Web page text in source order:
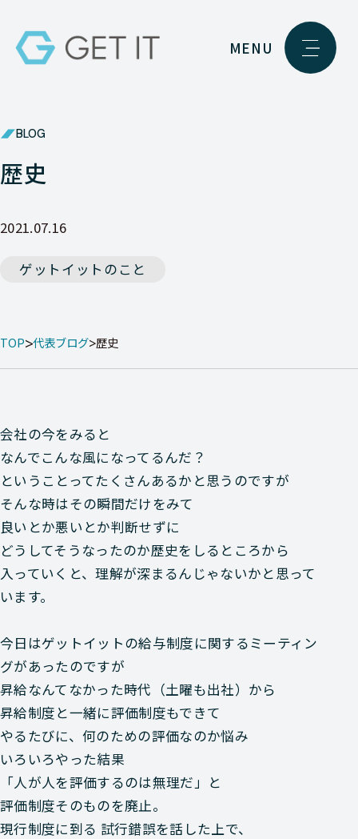
MENU
BLOG
歴史
2021.07.16
ゲットイットのこと
TOP 代表ブログ 歴史
会社の今をみると
なんでこんな風になってるんだ？
ということってたくさんあるかと思うのですが
そんな時はその瞬間だけをみて
良いとか悪いとか判断せずに
どうしてそうなったのか歴史をしるところから
入っていくと、理解が深まるんじゃないかと思って
います。
今日はゲットイットの給与制度に関するミーティン
グがあったのですが
昇給なんてなかった時代（土曜も出社）から
昇給制度と一緒に評価制度もできて
やるたびに、何のための評価なのか悩み
いろいろやった結果
「人が人を評価するのは無理だ」と
評価制度そのものを廃止。
現行制度に到る 試行錯誤を話した上で、